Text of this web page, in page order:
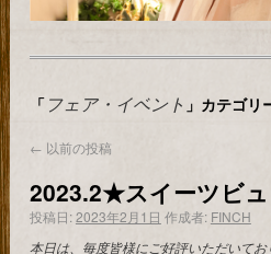
「フェア・イベント 」カテゴリ
← 以前の投稿
2023.2★スイーツビ
投稿日:2023年2月1日 作成者: FINCH
本日は、毎度皆様にご好評いただいて